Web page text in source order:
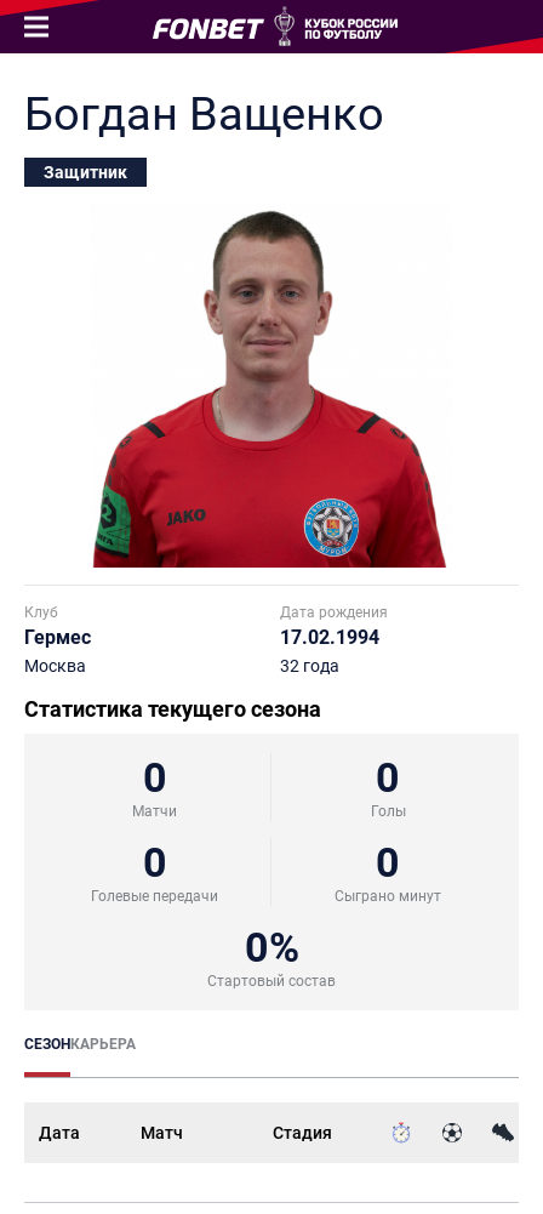
Богдан Ващенко
Защитник
Клуб
Гермес
Москва
Дата рождения
17.02.1994
32 года
Статистика текущего сезона
0
Матчи
0
Голы
0
Голевые передачи
0
Сыграно минут
0%
Стартовый состав
СЕЗОНКАРЬЕРА
Дата Матч Стадия